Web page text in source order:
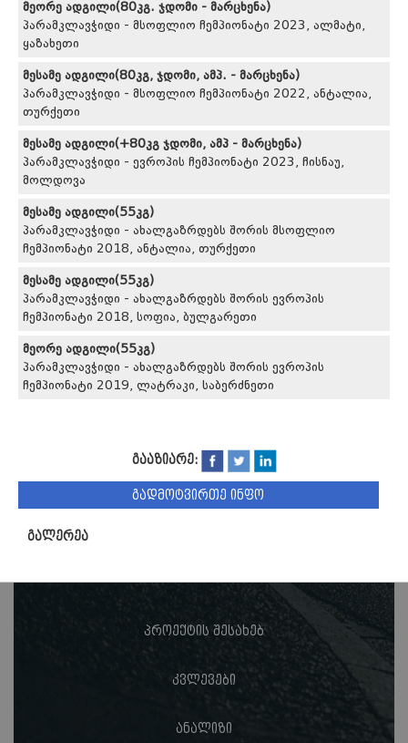
მეორე ადგილი(80კგ. ჯდომი - მარცხენა)
პარამკლავჭიდი - მსოფლიო ჩემპიონატი 2023, ალმატი,
ყაზახეთი
მესამე ადგილი(80კგ, ჯდომი, ამპ. - მარცხენა)
პარამკლავჭიდი - მსოფლიო ჩემპიონატი 2022, ანტალია,
თურქეთი
მესამე ადგილი(+80კგ ჯდომი, ამპ - მარცხენა)
პარამკლავჭიდი - ევროპის ჩემპიონატი 2023, ჩისნაუ,
მოლდოვა
მესამე ადგილი(55კგ)
პარამკლავჭიდი - ახალგაზრდებს შორის მსოფლიო
ჩემპიონატი 2018, ანტალია, თურქეთი
მესამე ადგილი(55კგ)
პარამკლავჭიდი - ახალგაზრდებს შორის ევროპის
ჩემპიონატი 2018, სოფია, ბულგარეთი
მეორე ადგილი(55კგ)
პარამკლავჭიდი - ახალგაზრდებს შორის ევროპის
ჩემპიონატი 2019, ლატრაკი, საბერძნეთი
გააზიარე:
გადმოტვირთე ინფო
გალერეა
პროექტის შესახებ
კვლევები
ანალიზი